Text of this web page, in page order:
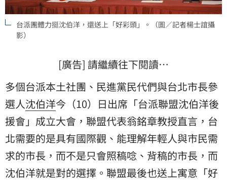
台派團體力挺沈伯洋，還送上「好彩頭」。（圖／記者楊士誼攝
影）
[廣告] 請繼續往下閱讀…
多個台派本土社團、民進黨民代們與台北市長參
選人沈伯洋今（10）日出席「台派聯盟沈伯洋後
援會」成立大會，聯盟代表翁銘章教授直言，台
北需要的是具有國際觀、能理解年輕人與市民需
求的市長，而不是只會照稿唸、背稿的市長，而
沈伯洋就是對的選擇。聯盟最後也送上寓意「好